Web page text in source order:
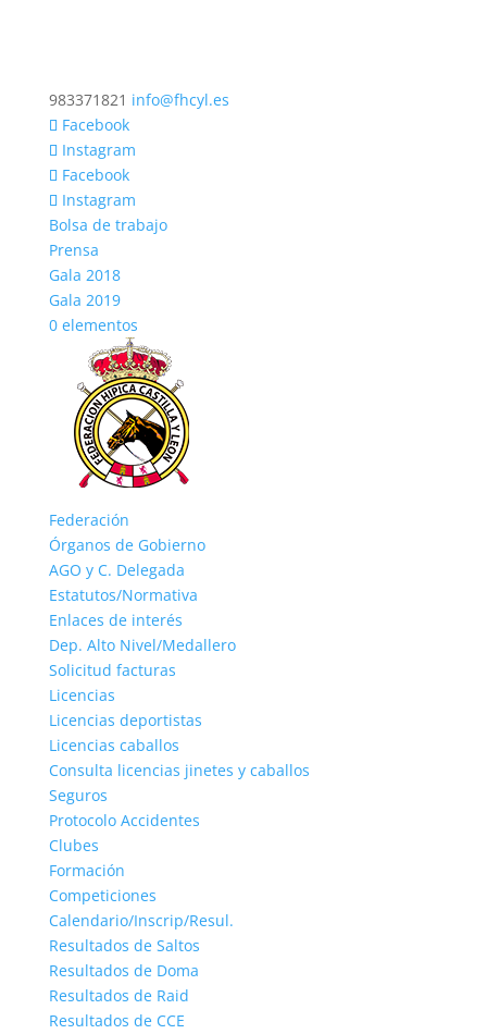
983371821 info@fhcyl.es
Facebook
Instagram
Facebook
Instagram
Bolsa de trabajo
Prensa
Gala 2018
Gala 2019
0 elementos
Federación
Órganos de Gobierno
AGO y C. Delegada
Estatutos/Normativa
Enlaces de interés
Dep. Alto Nivel/Medallero
Solicitud facturas
Licencias
Licencias deportistas
Licencias caballos
Consulta licencias jinetes y caballos
Seguros
Protocolo Accidentes
Clubes
Formación
Competiciones
Calendario/Inscrip/Resul.
Resultados de Saltos
Resultados de Doma
Resultados de Raid
Resultados de CCE